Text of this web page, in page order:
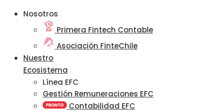
Nosotros
Primera Fintech Contable
Asociación FinteChile
Nuestro
Ecosistema
Línea EFC
Gestión Remuneraciones EFC
Contabilidad EFC